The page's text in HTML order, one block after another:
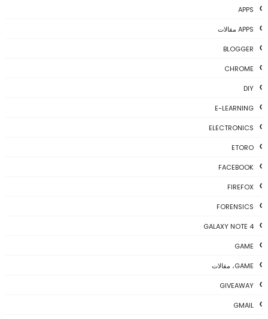
APPS
APPS مقالات
BLOGGER
CHROME
DIY
E-LEARNING
ELECTRONICS
ETORO
FACEBOOK
FIREFOX
FORENSICS
GALAXY NOTE 4
GAME
GAME، مقالات
GIVEAWAY
GMAIL